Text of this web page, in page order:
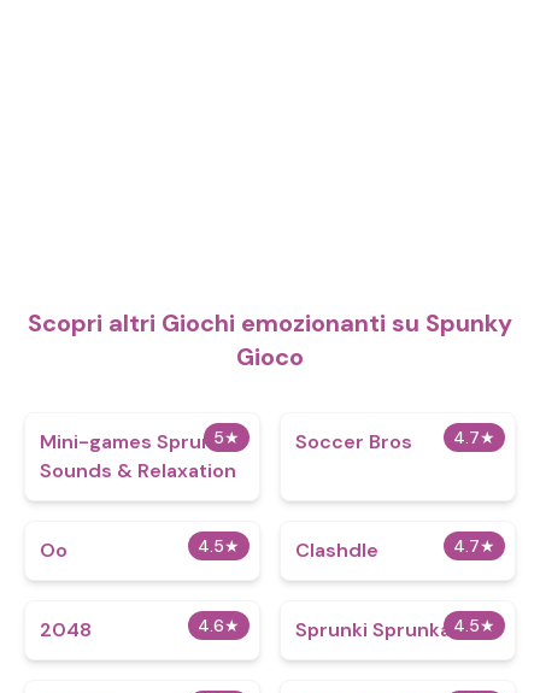
Scopri altri Giochi emozionanti su Spunky
Gioco
5★
Mini-games Sprunki:
Sounds & Relaxation
4.7★
Soccer Bros
4.5★
Oo 4.7★
Clashdle
4.6★
2048 4.5★
Sprunki Sprunkabout